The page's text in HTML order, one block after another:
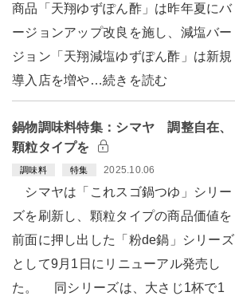
商品「天翔ゆずぽん酢」は昨年夏にバ
ージョンアップ改良を施し、減塩バー
ジョン「天翔減塩ゆずぽん酢」は新規
導入店を増や…続きを読む
鍋物調味料特集：シマヤ 調整自在、
顆粒タイプを
調味料 特集 2025.10.06
シマヤは「これスゴ鍋つゆ」シリー
ズを刷新し、顆粒タイプの商品価値を
前面に押し出した「粉de鍋」シリーズ
として9月1日にリニューアル発売し
た。 同シリーズは、大さじ1杯で1